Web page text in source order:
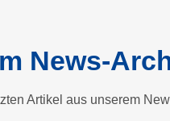
News-
Artikel aus unserem